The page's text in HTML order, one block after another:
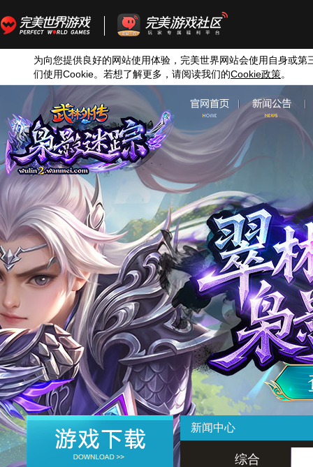
为向您提供良好的网站使用体验，完美世界网站会使用自身或第
们使用Cookie。若想了解更多，请阅读我们的Cookie政策。
新闻中心
综合